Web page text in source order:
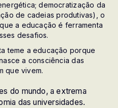
democratização da
de cadeias produtivas), o
a educação é ferramenta
desafios.
teme a educação porque
a consciência das
que vivem.
do mundo, a extrema
das universidades.